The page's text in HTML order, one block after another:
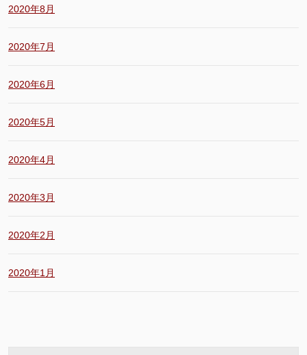
2020年8月
2020年7月
2020年6月
2020年5月
2020年4月
2020年3月
2020年2月
2020年1月